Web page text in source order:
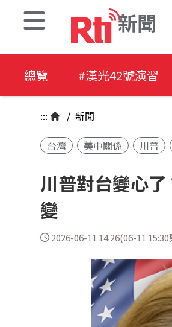
新聞
總覽 #漢光42號演習
::: / 新聞
台灣 美中關係 川普
川普對台變心
變
2026-06-11 14:26(06-11 15:30